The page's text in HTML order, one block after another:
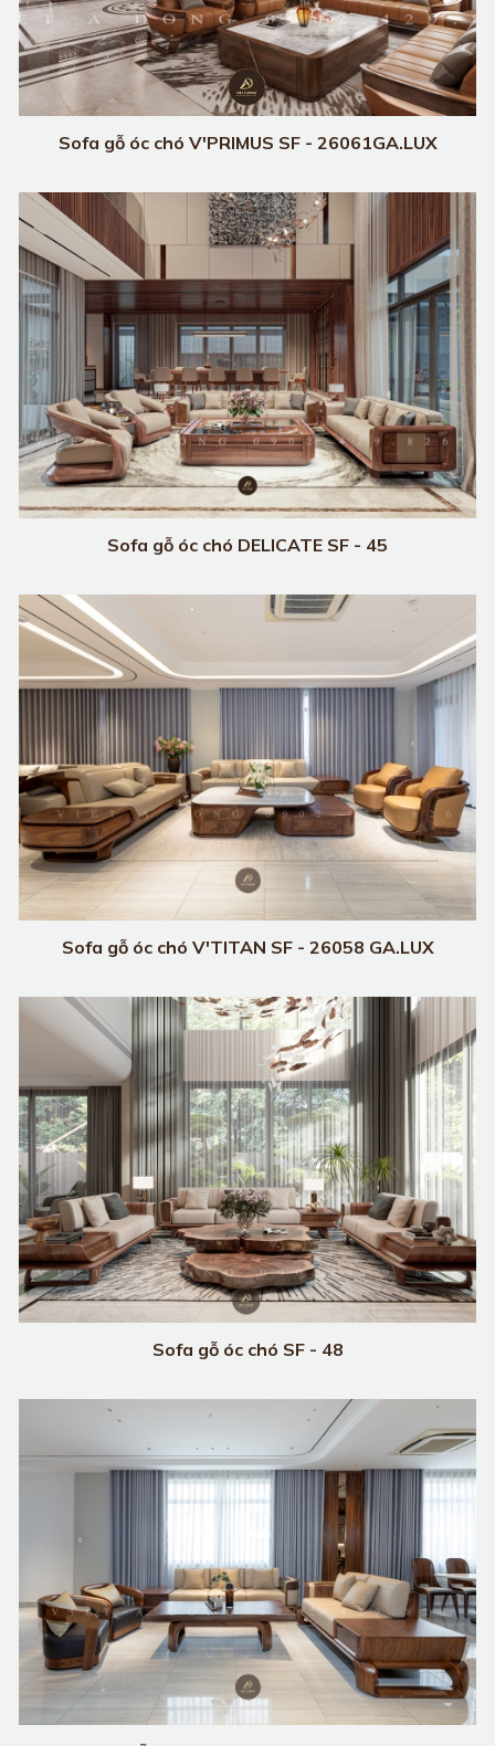
Sofa gỗ óc chó V'PRIMUS SF - 26061GA.LUX
Sofa gỗ óc chó DELICATE SF - 45
Sofa gỗ óc chó V'TITAN SF - 26058 GA.LUX
Sofa gỗ óc chó SF - 48